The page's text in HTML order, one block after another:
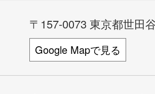
〒157-0073 東京都世田
Google Mapで見る